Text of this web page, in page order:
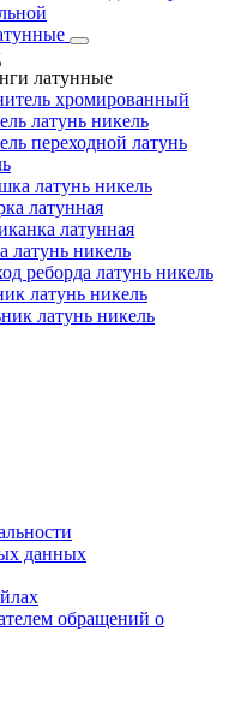
латунные
хромированный
латунь никель
переходной латунь
латунь никель
латунная
латунная
латунь никель
реборда латунь никель
латунь никель
латунь никель
данных
обращений о